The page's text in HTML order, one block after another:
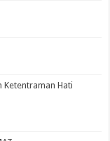
Ketentraman Hati